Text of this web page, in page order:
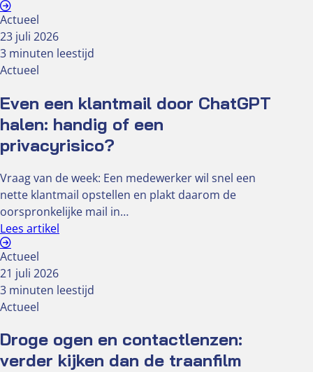
Actueel
23 juli 2026
3 minuten leestijd
Actueel
Even een klantmail door ChatGPT
halen: handig of een
privacyrisico?
Vraag van de week: Een medewerker wil snel een
nette klantmail opstellen en plakt daarom de
oorspronkelijke mail in…
Lees artikel
Actueel
21 juli 2026
3 minuten leestijd
Actueel
Droge ogen en contactlenzen:
verder kijken dan de traanfilm